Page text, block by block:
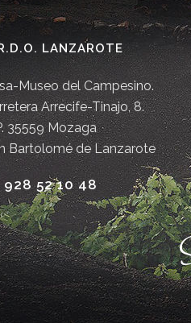
LANZAROTE
Museo del Campesino.
Arrecife-Tinajo, 8.
35559 Mozaga
Bartolomé de Lanzarote
928 52 10 48